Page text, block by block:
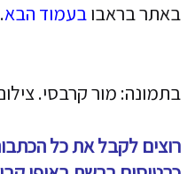
באתר בראבובעמוד הבא.
בתמונה: מור קרבסי.
רוצים לקבל את כל